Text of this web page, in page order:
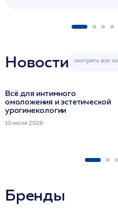
Новости
Всё для интимного
омоложения и эстетической
урогинекологии
10 июля 2026
Бренды